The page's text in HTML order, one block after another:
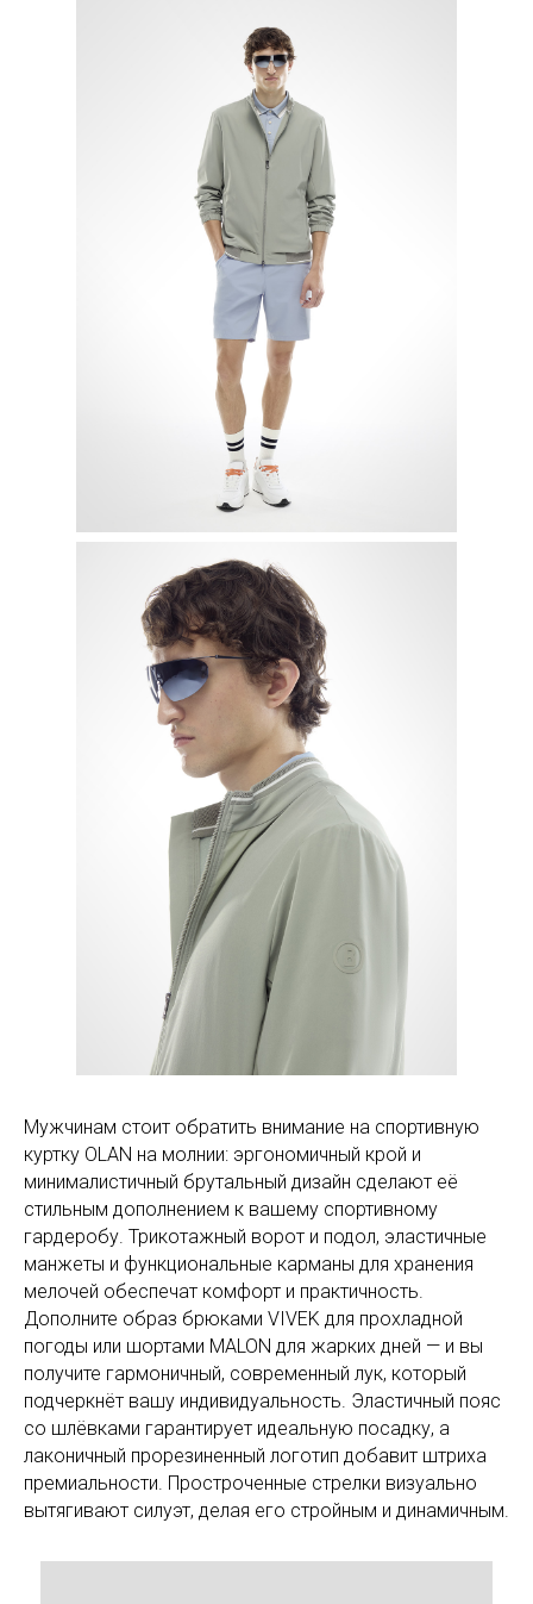
Мужчинам стоит обратить внимание на спортивную
куртку OLAN на молнии: эргономичный крой и
минималистичный брутальный дизайн сделают её
стильным дополнением к вашему спортивному
гардеробу. Трикотажный ворот и подол, эластичные
манжеты и функциональные карманы для хранения
мелочей обеспечат комфорт и практичность.
Дополните образ брюками VIVEK для прохладной
погоды или шортами MALON для жарких дней — и вы
получите гармоничный, современный лук, который
подчеркнёт вашу индивидуальность. Эластичный пояс
со шлёвками гарантирует идеальную посадку, а
лаконичный прорезиненный логотип добавит штриха
премиальности. Простроченные стрелки визуально
вытягивают силуэт, делая его стройным и динамичным.